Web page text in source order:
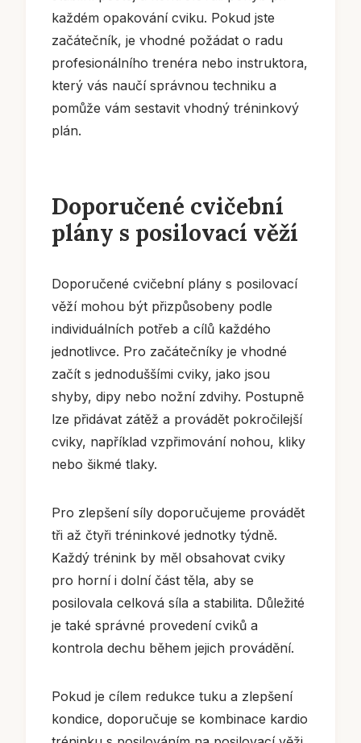
každém opakování cviku. Pokud jste
začátečník, je vhodné požádat o radu
profesionálního trenéra nebo instruktora,
který vás naučí správnou techniku a
pomůže vám sestavit vhodný tréninkový
plán.
Doporučené cvičební
plány s posilovací věží
Doporučené cvičební plány s posilovací
věží mohou být přizpůsobeny podle
individuálních potřeb a cílů každého
jednotlivce. Pro začátečníky je vhodné
začít s jednoduššími cviky, jako jsou
shyby, dipy nebo nožní zdvihy. Postupně
lze přidávat zátěž a provádět pokročilejší
cviky, například vzpřimování nohou, kliky
nebo šikmé tlaky.
Pro zlepšení síly doporučujeme provádět
tři až čtyři tréninkové jednotky týdně.
Každý trénink by měl obsahovat cviky
pro horní i dolní část těla, aby se
posilovala celková síla a stabilita. Důležité
je také správné provedení cviků a
kontrola dechu během jejich provádění.
Pokud je cílem redukce tuku a zlepšení
kondice, doporučuje se kombinace kardio